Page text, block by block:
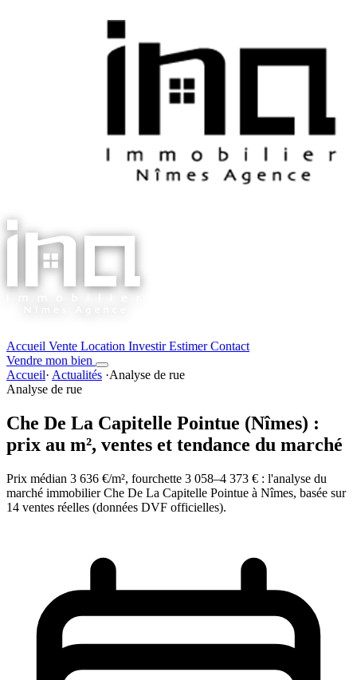
Accueil Vente Location InvestirEstimerContact
Vendre mon bien
Accueil· Actualités ·Analyse de rue
Analyse de rue
Che De La Capitelle Pointue (Nîmes) :
prix au m², ventes et tendance du marché
Prix médian 3 636 €/m², fourchette 3 058–4 373 € : l'analyse du
marché immobilier Che De La Capitelle Pointue à Nîmes, basée sur
14 ventes réelles (données DVF officielles).